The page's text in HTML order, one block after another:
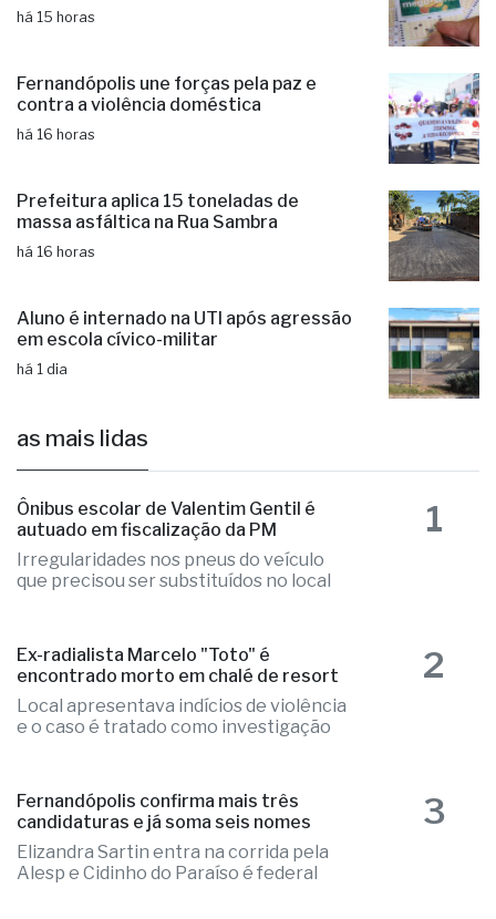
há 15 horas
Fernandópolis une forças pela paz e
contra a violência doméstica
há 16 horas
Prefeitura aplica 15 toneladas de
massa asfáltica na Rua Sambra
há 16 horas
Aluno é internado na UTI após agressão
em escola cívico-militar
há 1 dia
as mais lidas
Ônibus escolar de Valentim Gentil é
autuado em fiscalização da PM
Irregularidades nos pneus do veículo
que precisou ser substituídos no local
1
Ex-radialista Marcelo "Toto" é
encontrado morto em chalé de resort
Local apresentava indícios de violência
e o caso é tratado como investigação
2
Fernandópolis confirma mais três
candidaturas e já soma seis nomes
Elizandra Sartin entra na corrida pela
Alesp e Cidinho do Paraíso é federal
3